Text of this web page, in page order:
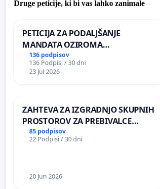
Druge peticije, ki bi vas lahko zanimale
PETICIJA ZA PODALJŠANJE
MANDATA OZIROMA
ČIMPREJŠNJO PONOVNO
NAPOTITEV GOSPODA BERNARDA
ŠRAJNERJA NA VELEPOSLANIŠTVO
136 podpisov
136 Podpisi / 30 dni
23 Jul 2026
ZAHTEVA ZA IZGRADNJO SKUPNIH
PROSTOROV ZA PREBIVALCE
KRAJEVNE SKUPNOSTI
PRESTRANEK
85 podpisov
22 Podpisi / 30 dni
20 Jun 2026